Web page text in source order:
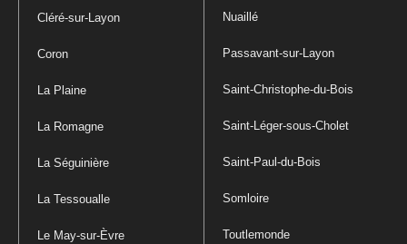
Cléré-sur-Layon
Coron
La Plaine
La Romagne
La Séguinière
La Tessoualle
Le May-sur-Èvre
Nuaillé
Passavant-sur-Layon
Saint-Christophe-du-Bois
Saint-Léger-sous-Cholet
Saint-Paul-du-Bois
Somloire
Toutlemonde